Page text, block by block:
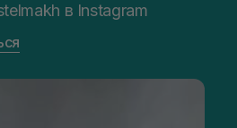
в Instagram